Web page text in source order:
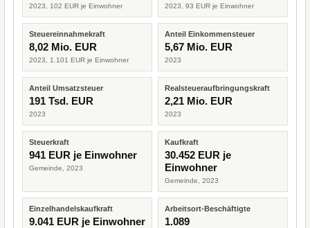
2023, 102 EUR je Einwohner 2023, 93 EUR je Einwohner
Steuereinnahmekraft
8,02 Mio. EUR
2023, 1.101 EUR je Einwohner
Anteil Einkommensteuer
5,67 Mio. EUR
2023
Anteil Umsatzsteuer
191 Tsd. EUR
2023
Realsteueraufbringungskraft
2,21 Mio. EUR
2023
Steuerkraft
941 EUR je Einwohner
Gemeinde, 2023
Kaufkraft
30.452 EUR je
Einwohner
Gemeinde, 2023
Einzelhandelskaufkraft
9.041 EUR je Einwohner
Arbeitsort-Beschäftigte
1.089